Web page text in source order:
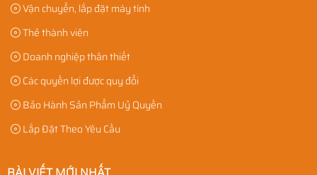
Vận chuyển, lắp đặt máy tính
Thẻ thành viên
Doanh nghiệp thân thiết
Các quyền lợi được quy đổi
Bảo Hành Sản Phẩm Uỷ Quyền
Lắp Đặt Theo Yêu Cầu